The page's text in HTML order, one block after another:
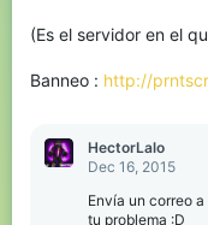
(Es el servidor en el
Banneo : http://
HectorLalo
Dec 16, 2015
Envía un correo
tu problema :D